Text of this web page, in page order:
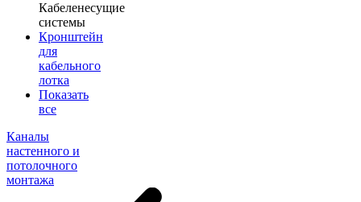
Кабеленесущие
системы
Кронштейн
для
кабельного
лотка
Показать
все
Каналы
настенного и
потолочного
монтажа